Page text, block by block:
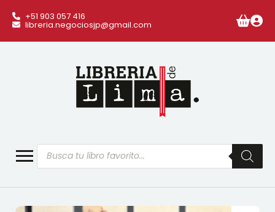
+51 903 057 416
libreria.negociosjp@gmail.com
Búsqueda
de
productos